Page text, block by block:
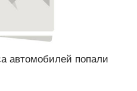
автомобилей попали